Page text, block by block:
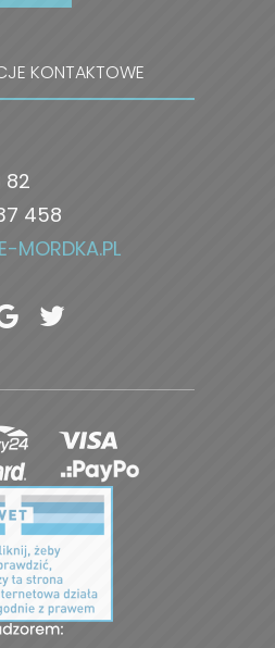
KONTAKTOWE
82
458
MORDKA.PL